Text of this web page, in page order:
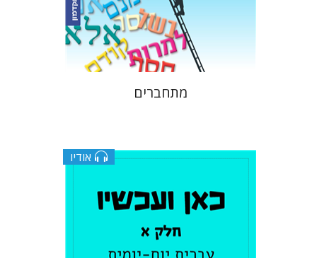
הנחת אתר ספר אלקטרוני
$16
מתחברים
אודיו
תמר רכניץ